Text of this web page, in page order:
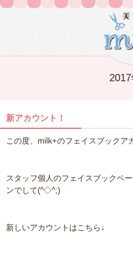
2017
新アカウント！
この度、milk+のフェイスブックア
スタッフ個人のフェイスブックペ
ンでして(^◇^;)
新しいアカウントはこちら↓